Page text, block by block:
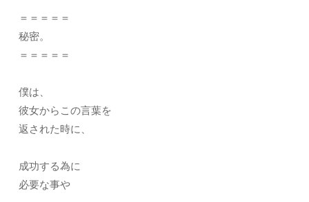
＝＝＝＝＝
秘密。
＝＝＝＝＝
僕は、
彼女からこの言葉を
返された時に、
成功する為に
必要な事や